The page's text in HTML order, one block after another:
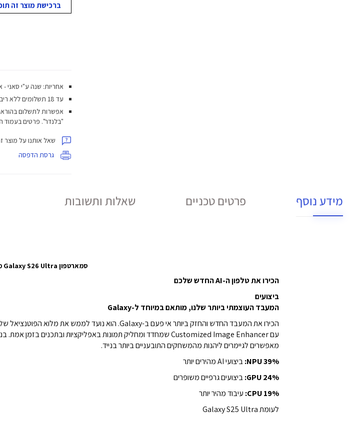
ברכישת מוצר זה תוכלו לקבל עד
אחריות: שנה ע"י סאני -
עד 18 תשלומים ללא ריבית.
אפשרות לתשלום
"בלנדר". פרטים בעמוד
שאל אותנו על מוצר
גרסת הדפסה
מידע נוסף פרטים טכניים שאלות ותשובות
סמארטפון Galaxy S26 Ultra מבית Samsung
הכירו את טלפון ה-AI החדש שלכם
ביצועים
המעבד העוצמתי ביותר שלנו, מותאם במיוחד ל-Galaxy
עם Customized Image Enhancer שמחדד ומחליק תמונות באפליקציות ובתכנים בזמן אמת. בנוסף,
מאפשרים לגיימרים ליהנות מהמשחקים התובעניים ביותר בנייד.
NPU39%:
ביצועי AI מהירים יותר
GPU24%:
ביצועים גרפיים משופרים
CPU19%:
עיבוד מהיר יותר
לעומת Galaxy S25 Ultra